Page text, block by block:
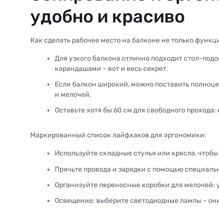
удобно и красиво
Как сделать рабочее место на балконе не только
Для узкого балкона отлично подходит стол-
карандашами – вот и весь секрет.
Если балкон широкий, можно поставить
и мелочей.
Оставьте хотя бы 60 см для свободного
Маркированный список лайфхаков для эргономики:
Используйте складные стулья или кресла,
Прячьте провода и зарядки с помощью
Организуйте переносные коробки для мелочей:
Освещение: выберите светодиодные лампы –